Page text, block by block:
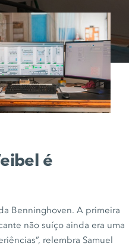
é
Benninghoven. A primeira
não suíço ainda era uma
relembra Samuel